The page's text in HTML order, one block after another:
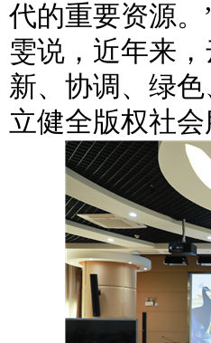
代的重要资源
雯说，近年来
新、协调、绿
立健全版权社